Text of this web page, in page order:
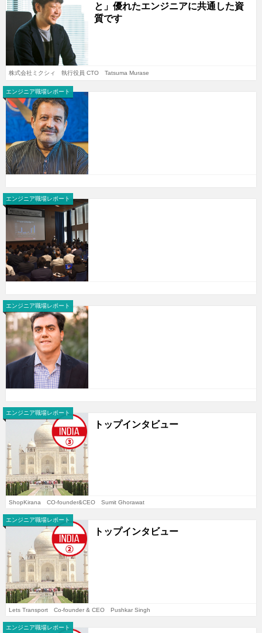
と」優れたエンジニアに共通した資
質です
株式会社ミクシィ 執行役員 CTO Tatsuma Murase
エンジニア職場レポート
エンジニア職場レポート
エンジニア職場レポート
エンジニア職場レポート
トップインタビュー
ShopKirana CO-founder&CEO Sumit Ghorawat
エンジニア職場レポート
トップインタビュー
Lets Transport Co-founder & CEO Pushkar Singh
エンジニア職場レポート